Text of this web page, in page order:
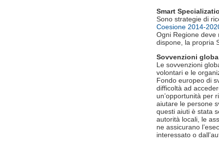
Smart
Sono strategie di
Coesione 2014-
Ogni Regione deve
dispone, la propria
Sovvenzioni
Le sovvenzioni
volontari e le
Fondo europeo di
difficoltà ad
un’opportunità per
aiutare le persone
questi aiuti è stata
autorità locali, le
ne assicurano
interessato o